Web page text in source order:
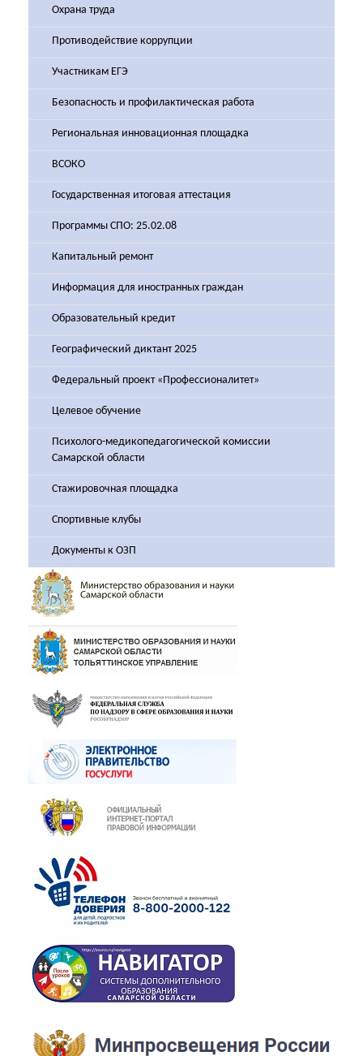
Охрана труда
Противодействие коррупции
Участникам ЕГЭ
Безопасность и профилактическая работа
Региональная инновационная площадка
ВСОКО
Государственная итоговая аттестация
Программы СПО: 25.02.08
Капитальный ремонт
Информация для иностранных граждан
Образовательный кредит
Географический диктант 2025
Федеральный проект «Профессионалитет»
Целевое обучение
Психолого-медикопедагогической комиссии
Самарской области
Стажировочная площадка
Спортивные клубы
Документы к ОЗП